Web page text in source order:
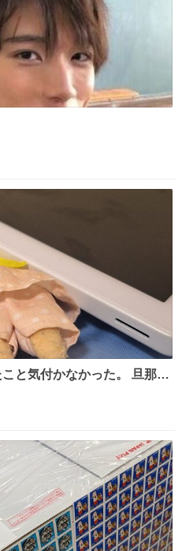
と気付かなかった。 旦那だ
声出せずともSOSが伝わっ
て、泣きじゃくる娘に自分
味に痛い。 その後、娘は旦